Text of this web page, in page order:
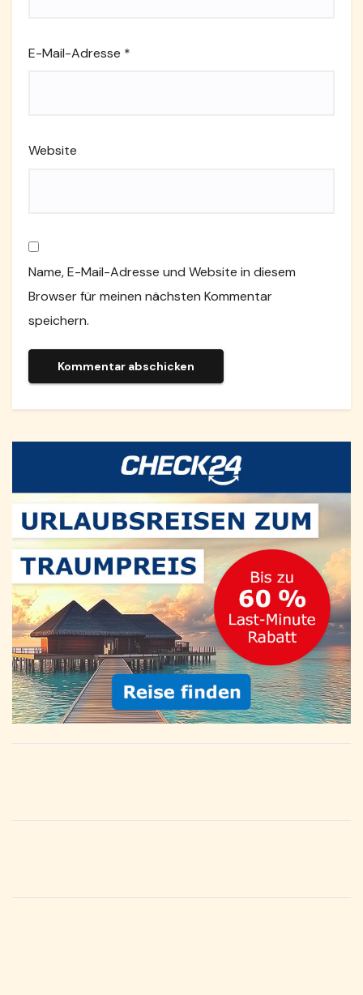
E-Mail-Adresse *
Website
Name, E-Mail-Adresse und Website in diesem
Browser für meinen nächsten Kommentar
speichern.